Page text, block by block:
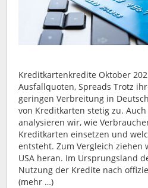
Kreditkartenkredite Oktober
Ausfallquoten, Spreads Trotz
geringen Verbreitung in
von Kreditkarten stetig zu.
analysieren wir, wie
Kreditkarten einsetzen und
entsteht. Zum Vergleich ziehen
USA heran. Im Ursprungsland
Nutzung der Kredite nach
(mehr …)